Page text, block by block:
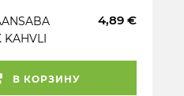
KAHVLI
4,89 €
В КОРЗИНУ